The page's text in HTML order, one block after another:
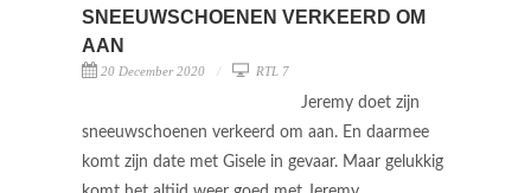
SNEEUWSCHOENEN VERKEERD OM
AAN
20 December 2020 RTL 7
Jeremy doet zijn
sneeuwschoenen verkeerd om aan. En daarmee
komt zijn date met Gisele in gevaar. Maar gelukkig